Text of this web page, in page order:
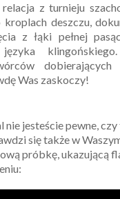
z turnieju
deszczu,
z łąki pełnej
Was zaskoczy!
nie jesteście pewne,
się także w
próbkę, ukazującą